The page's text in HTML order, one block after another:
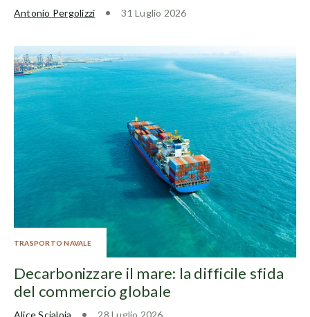
Antonio Pergolizzi 31 Luglio 2026
TRASPORTO NAVALE
Decarbonizzare il mare: la difficile sfida
del commercio globale
Alice Scialoja 28 Luglio 2026